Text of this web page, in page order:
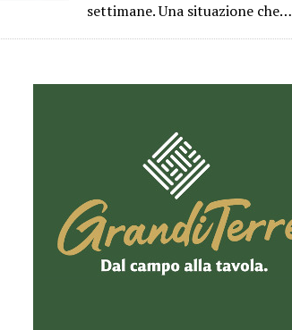
settimane. Una situazione che…